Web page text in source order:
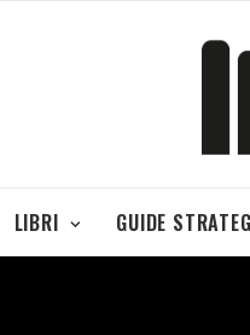
LIBRI GUIDE